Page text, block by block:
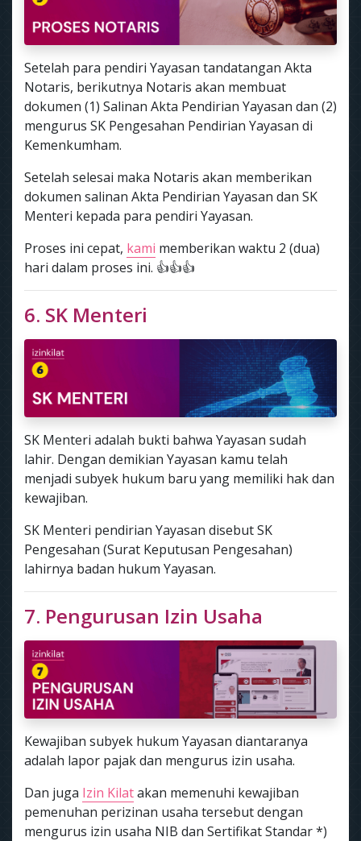
Setelah para pendiri Yayasan tandatangan Akta
Notaris, berikutnya Notaris akan membuat
dokumen (1) Salinan Akta Pendirian Yayasan dan (2)
mengurus SK Pengesahan Pendirian Yayasan di
Kemenkumham.
Setelah selesai maka Notaris akan memberikan
dokumen salinan Akta Pendirian Yayasan dan SK
Menteri kepada para pendiri Yayasan.
Proses ini cepat, kami memberikan waktu 2 (dua)
hari dalam proses ini. 👍👍👍
6. SK Menteri
SK Menteri adalah bukti bahwa Yayasan sudah
lahir. Dengan demikian Yayasan kamu telah
menjadi subyek hukum baru yang memiliki hak dan
kewajiban.
SK Menteri pendirian Yayasan disebut SK
Pengesahan (Surat Keputusan Pengesahan)
lahirnya badan hukum Yayasan.
7. Pengurusan Izin Usaha
Kewajiban subyek hukum Yayasan diantaranya
adalah lapor pajak dan mengurus izin usaha.
Dan juga Izin Kilatakan memenuhi kewajiban
pemenuhan perizinan usaha tersebut dengan
mengurus izin usaha NIB dan Sertifikat Standar *)